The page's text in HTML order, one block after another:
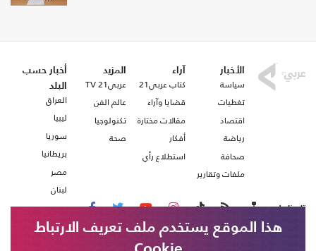
الأخبار
سياسة
تغطيات
اقتصاد
رياضة
صحافة
ملفات وتقارير
آراء
كتاب عربي21
قضايا وآراء
مقالات مختارة
أفكار
استطلاع رأي
المزيد
عربي21 TV
عالم الفن
تكنولوجيا
صحة
أخبار حسب
البلد
العراق
ليبيا
سوريا
بريطانيا
مصر
لبنان
تابعنا على
هذا الموقع يستخدم ملف تعريف الارتباط